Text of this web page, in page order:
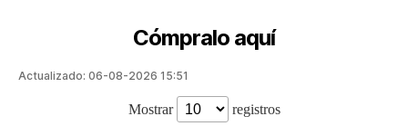
Cómpralo aquí
Actualizado: 06-08-2026 15:51
Mostrar
registros